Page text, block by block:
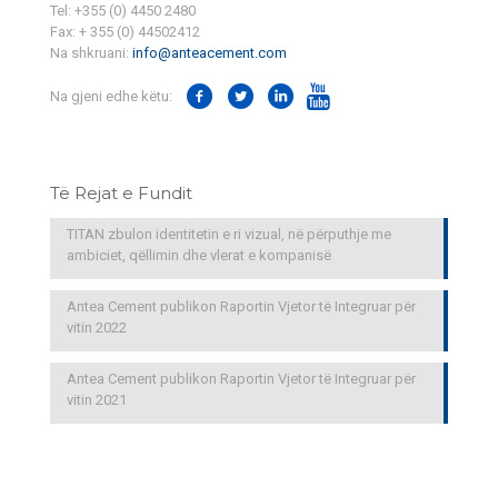
Tel: +355 (0) 4450 2480
Fax: + 355 (0) 44502412
Na shkruani: info@anteacement.com
Na gjeni edhe këtu:
Të Rejat e Fundit
TITAN zbulon identitetin e ri vizual, në përputhje me
ambiciet, qëllimin dhe vlerat e kompanisë
Antea Cement publikon Raportin Vjetor të Integruar për
vitin 2022
Antea Cement publikon Raportin Vjetor të Integruar për
vitin 2021